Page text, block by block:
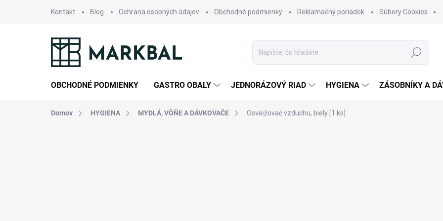
Kontakt Blog Ochrana osobných údajov Obchodné podmienky Reklamačný poriadok Súbory Cookies
Hľadať
OBCHODNÉ PODMIENKY GASTRO OBALY JEDNORÁZOVÝ RIAD HYGIENA ZÁSOBNÍKY A
Domov HYGIENA MYDLÁ, VÔŇE A DÁVKOVAČE Osviežovač vzduchu, biely [1 ks]